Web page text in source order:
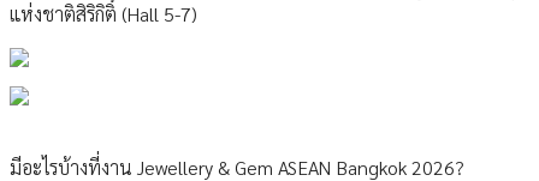
แห่งชาติสิริกิติ์ (Hall 5-7)
มีอะไรบ้างที่งาน Jewellery & Gem ASEAN Bangkok 2026?